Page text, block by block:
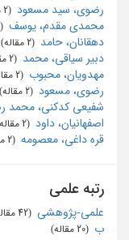
رضوی، سید مسعود
محمدی مقدم، یوسف
دهقانان، حامد
دبیر سیاقی، محمد
مهدویان، محبوب
رضوی، مسعود
شفیعی کدکنی، محمد
اصفهانیان، داود
قره داغی، معصومه
رتبه علمی
علمی-پژوهشی
ب